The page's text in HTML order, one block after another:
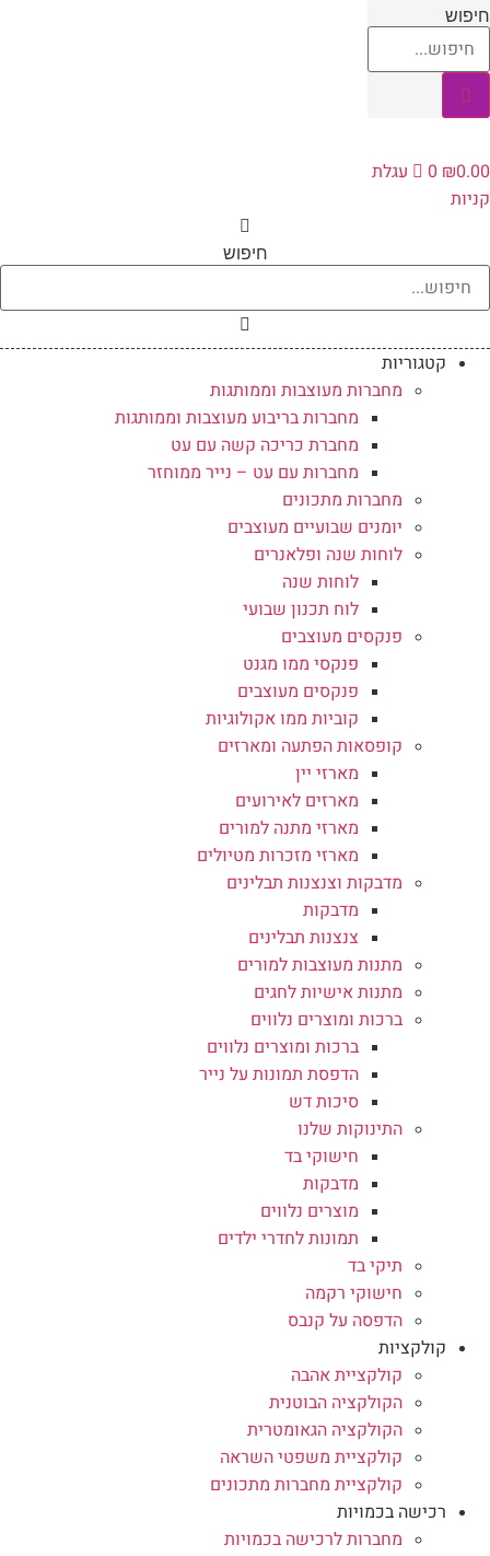
דלג
לתוכן
חיפוש
₪0.00
0
עגלת
קניות
חיפוש
קטגוריות
מחברות מעוצבות וממותגות
מחברות בריבוע מעוצבות וממותגות
מחברת כריכה קשה עם עט
מחברות עם עט – נייר ממוחזר
מחברות מתכונים
יומנים שבועיים מעוצבים
לוחות שנה ופלאנרים
לוחות שנה
לוח תכנון שבועי
פנקסים מעוצבים
פנקסי ממו מגנט
פנקסים מעוצבים
קוביות ממו אקולוגיות
קופסאות הפתעה ומארזים
מארזי יין
מארזים לאירועים
מארזי מתנה למורים
מארזי מזכרות מטיולים
מדבקות וצנצנות תבלינים
מדבקות
צנצנות תבלינים
מתנות מעוצבות למורים
מתנות אישיות לחגים
ברכות ומוצרים נלווים
ברכות ומוצרים נלווים
הדפסת תמונות על נייר
סיכות דש
התינוקות שלנו
חישוקי בד
מדבקות
מוצרים נלווים
תמונות לחדרי ילדים
תיקי בד
חישוקי רקמה
הדפסה על קנבס
קולקציות
קולקציית אהבה
הקולקציה הבוטנית
הקולקציה הגאומטרית
קולקציית משפטי השראה
קולקציית מחברות מתכונים
רכישה בכמויות
מחברות לרכישה בכמויות